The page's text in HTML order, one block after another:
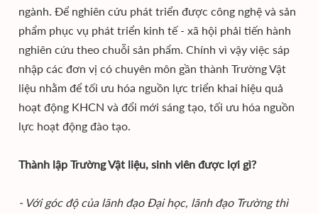
ngành. Để nghiên cứu phát triển được công nghệ và sản
phẩm phục vụ phát triển kinh tế - xã hội phải tiến hành
nghiên cứu theo chuỗi sản phẩm. Chính vì vậy việc sáp
nhập các đơn vị có chuyên môn gần thành Trường Vật
liệu nhằm để tối ưu hóa nguồn lực triển khai hiệu quả
hoạt động KHCN và đổi mới sáng tạo, tối ưu hóa nguồn
lực hoạt động đào tạo.
Thành lập Trường Vật liệu, sinh viên được lợi gì?
- Với góc độ của lãnh đạo Đại học, lãnh đạo Trường thì